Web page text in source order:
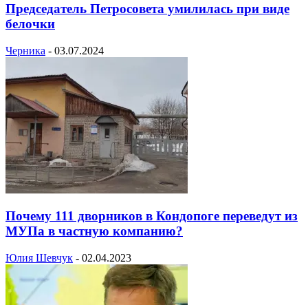
Председатель Петросовета умилилась при виде
белочки
Черника - 03.07.2024
Почему 111 дворников в Кондопоге переведут из
МУПа в частную компанию?
Юлия Шевчук - 02.04.2023